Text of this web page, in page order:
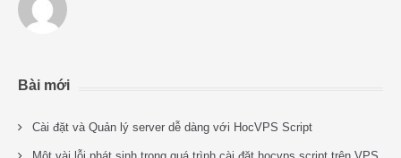
Bài mới
Cài đặt và Quản lý server dễ dàng với HocVPS Script
Một vài lỗi phát sinh trong quá trình cài đặt hocvps script trên VPS